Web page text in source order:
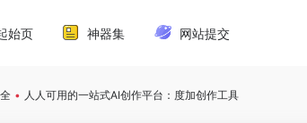
始页 神器集 网站提交
• 人人可用的一站式AI创作平台：度加创作工具